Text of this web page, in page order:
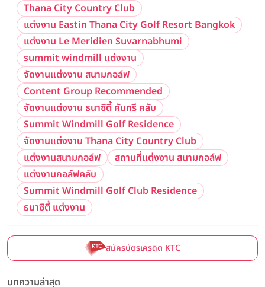
Thana City Country Club
แต่งงาน Eastin Thana City Golf Resort Bangkok
แต่งงาน Le Meridien Suvarnabhumi
summit windmill แต่งงาน
จัดงานแต่งงาน สนามกอล์ฟ
Content Group Recommended
จัดงานแต่งงาน ธนาซิตี้ คันทรี คลับ
Summit Windmill Golf Residence
จัดงานแต่งงาน Thana City Country Club
แต่งงานสนามกอล์ฟ
สถานที่แต่งงาน สนามกอล์ฟ
แต่งงานกอล์ฟคลับ
Summit Windmill Golf Club Residence
ธนาซิตี้ แต่งงาน
สมัครบัตรเครดิต KTC
บทความล่าสุด